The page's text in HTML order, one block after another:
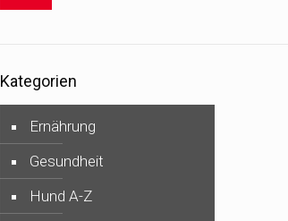
Kategorien
Ernährung
Gesundheit
Hund A-Z